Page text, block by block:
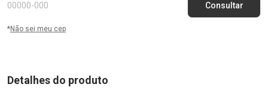
*Não sei meu cep
Detalhes do produto